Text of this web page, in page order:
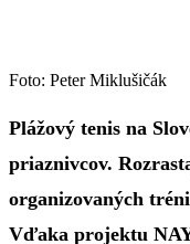
Foto: Peter Miklušičák
Plážový tenis na
priaznivcov.
organizovaných
Vďaka projektu